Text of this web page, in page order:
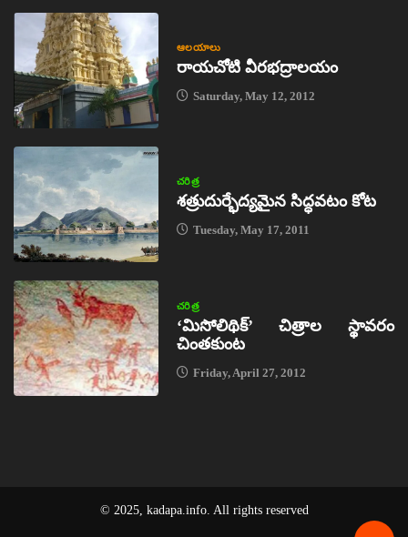
ఆలయాలు
రాయచోటి వీరభద్రాలయం
Saturday, May 12, 2012
చరిత్ర
శత్రుదుర్భేద్యమైన సిద్ధవటం కోట
Tuesday, May 17, 2011
చరిత్ర
‘మిసోలిథిక్‌’ చిత్రాల స్థావరం
చింతకుంట
Friday, April 27, 2012
© 2025, kadapa.info. All rights reserved